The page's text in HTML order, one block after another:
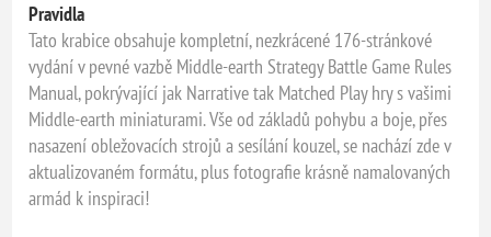
Pravidla
Tato krabice obsahuje kompletní, nezkrácené 176-stránkové
vydání v pevné vazbě Middle-earth Strategy Battle Game Rules
Manual, pokrývající jak Narrative tak Matched Play hry s vašimi
Middle-earth miniaturami. Vše od základů pohybu a boje, přes
nasazení obležovacích strojů a sesílání kouzel, se nachází zde v
aktualizovaném formátu, plus fotografie krásně namalovaných
armád k inspiraci!